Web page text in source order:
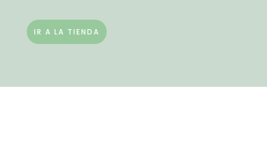
IR A LA TIENDA